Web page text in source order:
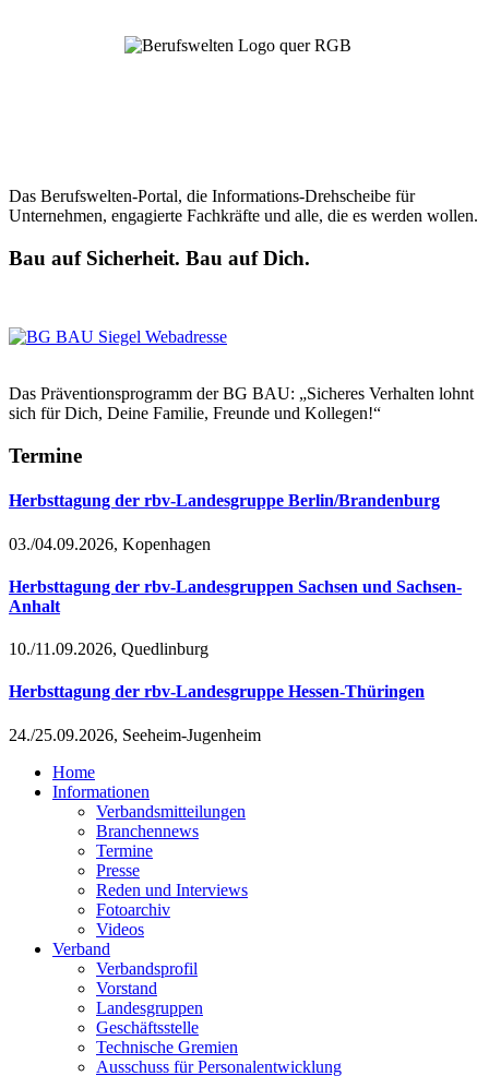
Das Berufswelten-Portal, die Informations-Drehscheibe für
Unternehmen, engagierte Fachkräfte und alle, die es werden wollen.
Bau auf Sicherheit. Bau auf Dich.
Das Präventionsprogramm der BG BAU: „Sicheres Verhalten lohnt
sich für Dich, Deine Familie, Freunde und Kollegen!“
Termine
Herbsttagung der rbv-Landesgruppe Berlin/Brandenburg
03./04.09.2026, Kopenhagen
Herbsttagung der rbv-Landesgruppen Sachsen und Sachsen-
Anhalt
10./11.09.2026, Quedlinburg
Herbsttagung der rbv-Landesgruppe Hessen-Thüringen
24./25.09.2026, Seeheim-Jugenheim
Home
Informationen
Verbandsmitteilungen
Branchennews
Termine
Presse
Reden und Interviews
Fotoarchiv
Videos
Verband
Verbandsprofil
Vorstand
Landesgruppen
Geschäftsstelle
Technische Gremien
Ausschuss für Personalentwicklung